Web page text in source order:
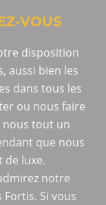
VOUS
disposition
aussi bien les
dans tous les
ou nous faire
nous tout un
que nous
de luxe.
notre
Si vous